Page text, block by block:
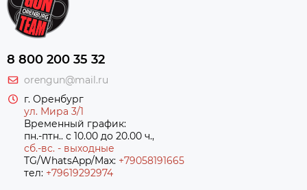
8 800 200 35 32
orengun@mail.ru
г. Оренбург
ул. Мира 3/1
Временный график:
пн.-птн.. с 10.00 до 20.00 ч.,
сб.-вс. - выходные
TG/WhatsApp/Max: +79058191665
тел: +79619292974